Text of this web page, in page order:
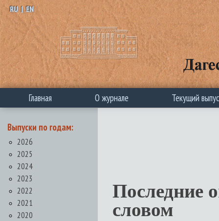
RU | EN
Главная О журнале Текущий
Выпуски по годам:
2026
2025
2024
2023
2022
2021
2020
Последние
словом